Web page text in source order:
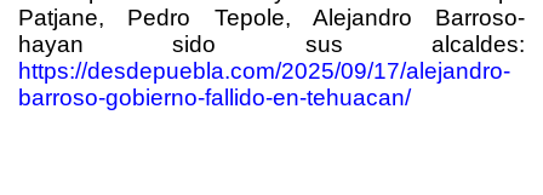
Patjane, Pedro Tepole, Alejandro Barroso-
hayan sido sus alcaldes:
https://desdepuebla.com/2025/09/17/alejandro-
barroso-gobierno-fallido-en-tehuacan/